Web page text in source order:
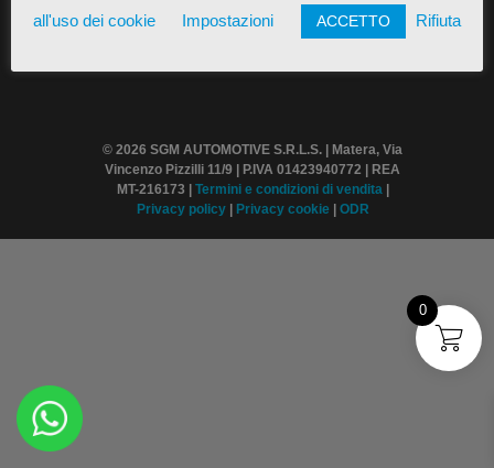
© 2026 SGM AUTOMOTIVE S.R.L.S. | Matera, Via
Vincenzo Pizzilli 11/9 | P.IVA 01423940772 | REA
MT-216173 |
Termini e condizioni di vendita
Privacy policy
Privacy cookie ODR
all'uso dei cookie
Impostazioni ACCETTO Rifiuta
0